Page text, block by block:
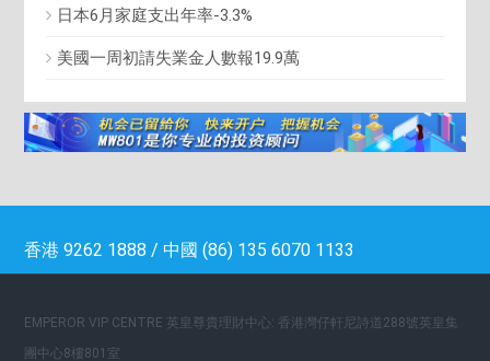
日本6月家庭支出年率-3.3%
美國一周初請失業金人數報19.9萬
香港 9262 1888 / 中國 (86) 135 6070 1133
EMPEROR VIP CENTRE 英皇尊貴理財中心: 香港灣仔軒尼詩道288號英皇集
團中心8樓801室